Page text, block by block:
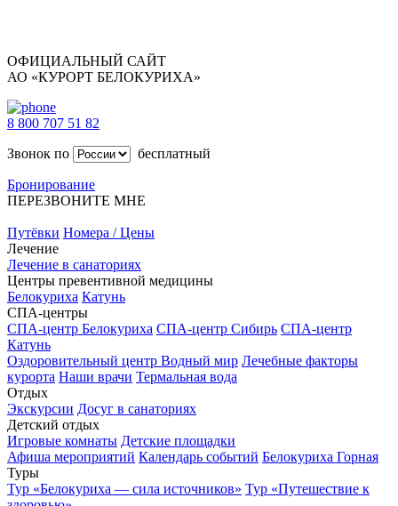
ОФИЦИАЛЬНЫЙ САЙТ
АО «КУРОРТ БЕЛОКУРИХА»
8 800 707 51 82
Звонок по
бесплатный
Бронирование
ПЕРЕЗВОНИТЕ МНЕ
Путёвки Номера / Цены
Лечение
Лечение в санаториях
Центры превентивной медицины
Белокуриха Катунь
СПА-центры
СПА-центр Белокуриха СПА-центр Сибирь СПА-центр
Катунь
Оздоровительный центр Водный мир Лечебные факторы
курорта Наши врачи Термальная вода
Отдых
Экскурсии Досуг в санаториях
Детский отдых
Игровые комнаты Детские площадки
Афиша мероприятий Календарь событий Белокуриха Горная
Туры
Тур «Белокуриха — сила источников» Тур «Путешествие к